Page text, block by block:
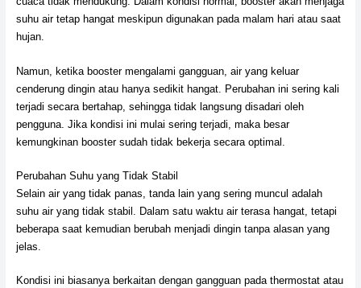
suhu air tetap hangat meskipun digunakan pada malam hari atau saat
hujan.
Namun, ketika booster mengalami gangguan, air yang keluar
cenderung dingin atau hanya sedikit hangat. Perubahan ini sering kali
terjadi secara bertahap, sehingga tidak langsung disadari oleh
pengguna. Jika kondisi ini mulai sering terjadi, maka besar
kemungkinan booster sudah tidak bekerja secara optimal.
Perubahan Suhu yang Tidak Stabil
Selain air yang tidak panas, tanda lain yang sering muncul adalah
suhu air yang tidak stabil. Dalam satu waktu air terasa hangat, tetapi
beberapa saat kemudian berubah menjadi dingin tanpa alasan yang
jelas.
Kondisi ini biasanya berkaitan dengan gangguan pada thermostat atau